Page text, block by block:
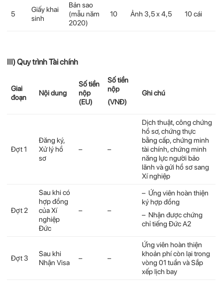
5
Giấy khai
sinh
Bản sao
(mẫu năm
2020)
10 Ảnh 3,5 x 4,5 10 cái
III)Quy trình Tài chính
Giai
đoạn
Nội dung
Số tiền
nộp
(EU)
Số tiền
nộp
(VNĐ)
Ghi chú
Đợt 1
Đăng ký,
Xử lý hồ
sơ
– –
Dịch thuật, công chứng
hồ sơ, chứng thực
bằng cấp, chứng minh
tài chính, chứng minh
năng lực người bảo
lãnh và gửi hồ sơ sang
Xí nghiệp
Đợt 2
Sau khi có
hợp đồng
của Xí
nghiệp
Đức
– –
– Ứng viên hoàn thiện
ký hợp đồng
– Nhận được chứng
chỉ tiếng Đức A2
Đợt 3
Sau khi
Nhận Visa
– –
Ứng viên hoàn thiện
khoản phí còn lại trong
vòng 01 tuần và Sắp
xếp lịch bay